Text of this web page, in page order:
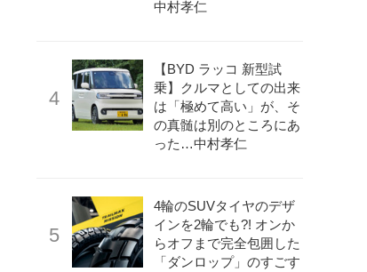
《photo by Lancia》 ランチア・イプシロン・ラリー4 HF
中村孝仁
【BYD ラッコ 新型試
乗】クルマとしての出来
は「極めて高い」が、そ
の真髄は別のところにあ
った…中村孝仁
4輪のSUVタイヤのデザ
インを2輪でも?! オンか
らオフまで完全包囲した
「ダンロップ」のすごす